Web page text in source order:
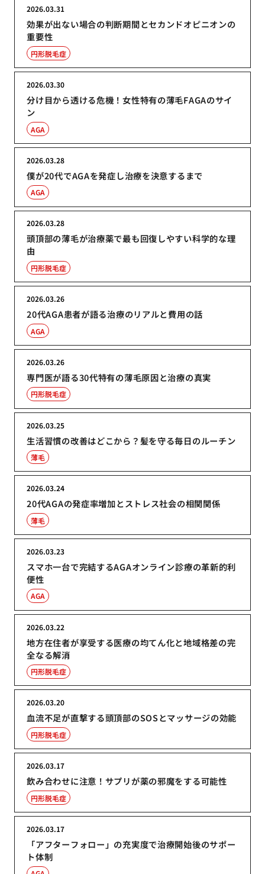
効果が出ない場合の判断期間とセカンドオピニオンの
重要性
2026.03.31
円形脱毛症
分け目から透ける危機！女性特有の薄毛FAGAのサイ
ン
2026.03.30
AGA
僕が20代でAGAを発症し治療を決意するまで
2026.03.28
AGA
頭頂部の薄毛が治療薬で最も回復しやすい科学的な理
由
2026.03.28
円形脱毛症
20代AGA患者が語る治療のリアルと費用の話
2026.03.26
AGA
専門医が語る30代特有の薄毛原因と治療の真実
2026.03.26
円形脱毛症
生活習慣の改善はどこから？髪を守る毎日のルーチン
2026.03.25
薄毛
20代AGAの発症率増加とストレス社会の相関関係
2026.03.24
薄毛
スマホ一台で完結するAGAオンライン診療の革新的利
便性
2026.03.23
AGA
地方在住者が享受する医療の均てん化と地域格差の完
全なる解消
2026.03.22
円形脱毛症
血流不足が直撃する頭頂部のSOSとマッサージの効能
2026.03.20
円形脱毛症
飲み合わせに注意！サプリが薬の邪魔をする可能性
2026.03.17
円形脱毛症
「アフターフォロー」の充実度で治療開始後のサポー
ト体制
2026.03.17